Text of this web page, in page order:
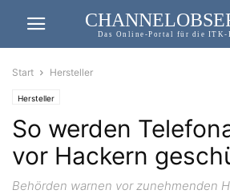
Das Online-Portal für die ITK-
Start Hersteller
Hersteller
So werden
vor Hackern
Behörden warnen vor zunehmenden